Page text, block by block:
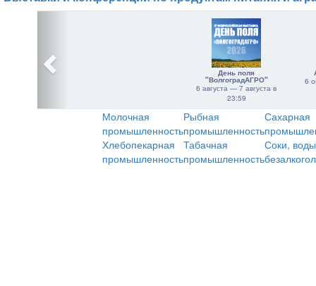
День поля
"ВолгоградАГРО"
6 августа — 7 августа в
23:59
6
Молочная
промышленность
Рыбная
промышленность
Сахарная
Хлебопекарная
промышленность
Табачная
промышленность
Соки,